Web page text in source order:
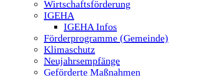
Wirtschaftsförderung
IGEHA
IGEHA Infos
Förderprogramme (Gemeinde)
Klimaschutz
Neujahrsempfänge
Geförderte Maßnahmen